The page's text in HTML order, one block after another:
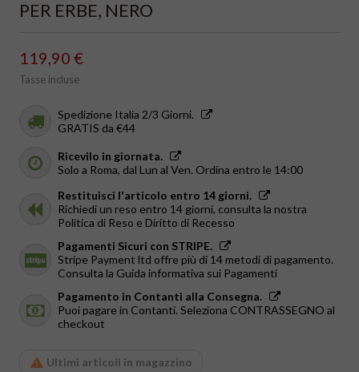
PER ERBE, NERO
119,90 €
Tasse incluse
Spedizione Italia 2/3 Giorni.
GRATIS da €44
Ricevilo in giornata.
Solo a Roma, dal Lun al Ven. Ordina entro le 14:00
Restituisci l'articolo entro 14 giorni.
Richiedi un reso entro 14 giorni, consulta la nostra
Politica di Reso e Diritto di Recesso
Pagamenti Sicuri con STRIPE.
Stripe Payment ltd offre più di 14 metodi di pagamento.
Consulta la Guida informativa sui Pagamenti
Pagamento in Contanti alla Consegna.
Puoi pagare in Contanti. Seleziona CONTRASSEGNO al
checkout
Ultimi articoli in magazzino